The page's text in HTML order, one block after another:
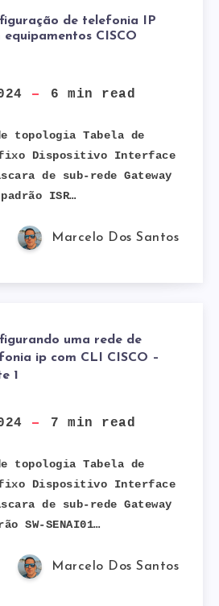
de telefonia IP
equipamentos CISCO
6 min read
topologia Tabela de
fixo Dispositivo Interface
de sub-rede Gateway
padrão ISR…
Marcelo Dos Santos
uma rede de
ip com CLI CISCO –
1
7 min read
topologia Tabela de
fixo Dispositivo Interface
de sub-rede Gateway
SW-SENAI01…
Marcelo Dos Santos